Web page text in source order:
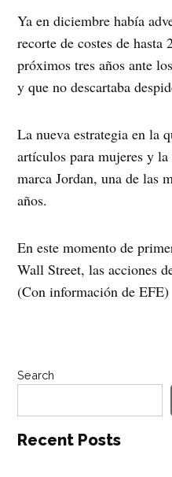
Ya en diciembre había
recorte de costes de
próximos tres años ante
y que no descartaba
La nueva estrategia en la
artículos para mujeres y
marca Jordan, una de las
años.
En este momento de
Wall Street, las acciones
(Con información de EFE)
Search
Recent Posts